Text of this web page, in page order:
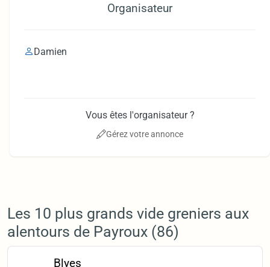
Organisateur
Damien
Vous êtes l'organisateur ?
Gérez votre annonce
Les 10 plus grands vide greniers aux
alentours de Payroux (86)
Blyes